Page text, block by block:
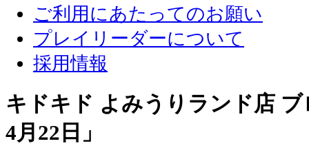
ご利用にあたってのお願い
プレイリーダーについて
採用情報
キドキド よみうりランド店
4月22日 」